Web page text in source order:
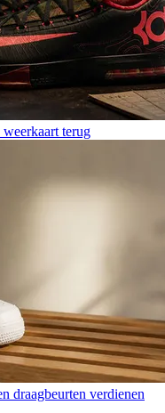
terug
draagbeurten verdienen